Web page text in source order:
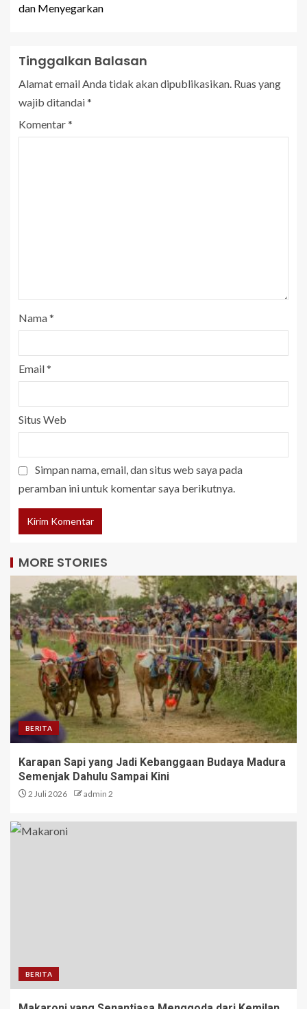
dan Menyegarkan
Tinggalkan Balasan
Alamat email Anda tidak akan dipublikasikan. Ruas yang
wajib ditandai*
Komentar*
Nama*
Email*
Situs Web
Simpan nama, email, dan situs web saya pada
peramban ini untuk komentar saya berikutnya.
MORE STORIES
BERITA
Karapan Sapi yang Jadi Kebanggaan Budaya Madura
Semenjak Dahulu Sampai Kini
2 Juli 2026 admin 2
BERITA